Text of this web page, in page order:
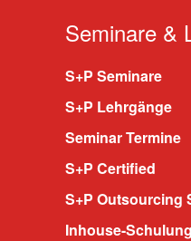
Seminare &
S+P Seminare
S+P Lehrgänge
Seminar Termine
S+P Certified
S+P Outsourcing
Inhouse-